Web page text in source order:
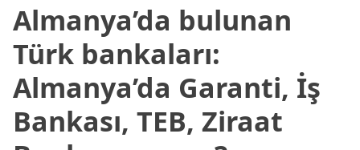
Almanya’da bulunan
Türk bankaları:
Almanya’da Garanti, İş
Bankası, TEB, Ziraat